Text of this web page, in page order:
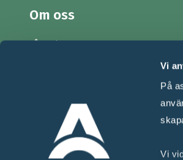
Vi
På
Vi
Om oss
Vårt arbete
Nyhetsbrev